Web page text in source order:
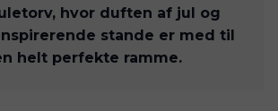
hvor duften af jul og
stande er med til
helt perfekte ramme.